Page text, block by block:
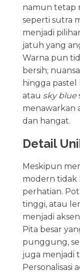
namun tetap
seperti sutra
menjadi
jatuh yang
Warna pun
bersih; nuansa
hingga
atau sky blue
menawarkan
dan hangat.
Detail
Meskipun
modern tidak
perhatian.
tinggi, atau
menjadi
Pita besar
punggung,
juga menjadi
Personalisasi